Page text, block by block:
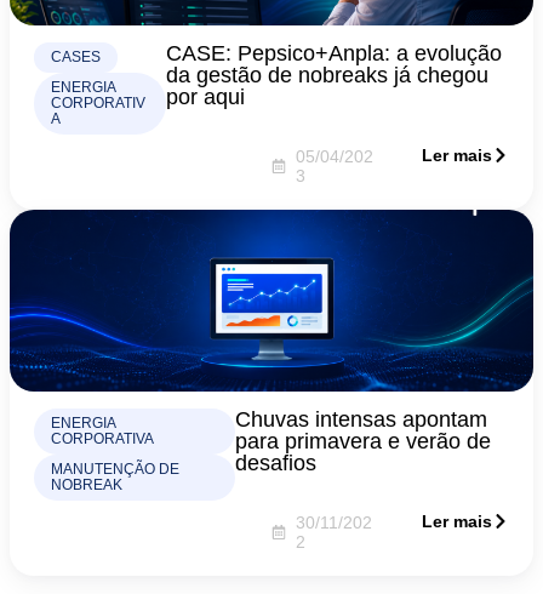
CASES
ENERGIA
CORPORATIV
A
CASE: Pepsico+Anpla: a evolução
da gestão de nobreaks já chegou
por aqui
05/04/202
3
Ler mais
ENERGIA
CORPORATIVA
MANUTENÇÃO DE
NOBREAK
Chuvas intensas apontam
para primavera e verão de
desafios
30/11/202
2
Ler mais